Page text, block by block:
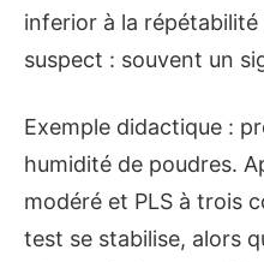
inferior à la
suspect : souvent un
Exemple didactique :
humidité de poudres.
modéré et PLS à trois
test se stabilise, alors